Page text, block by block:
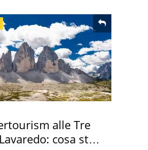
alle Tre
cosa sta